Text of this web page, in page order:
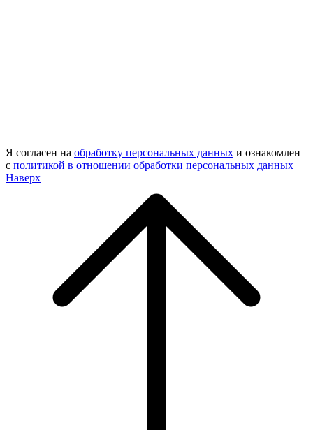
Я согласен на обработку персональных данных и ознакомлен
с политикой в отношении обработки персональных данных
Наверх